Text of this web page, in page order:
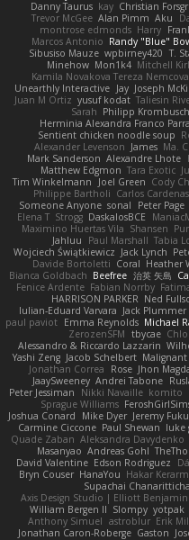
Danny Taurus kay Christian
Trevor McGee Alan Pimm Aku
montrose edmonds Harry
Marcos Antonio Randy "Blue"
Sibusiso Mauze wpbirney420 T.
Minehow Mon1k4 Mitchell
Kamila Novakova Tereza Nemcova
Unearthly Interactive Jay Joseph
Juan M Ortiz yusuf kodat Taliesin
Sarah Philipp Krombusch
Herminia Alexandra Franco Parra
Sentient chicken noodle soup
Alexander Levenson James Ma.
Mark Sanderson Alexandre Lhote
Matthew Edgmon Tara Exotic
Tim Winkelmann
Joel Green Cody
Philippe Bartholi Carlos
Someone Anyone sonal Peter Page
Elena T Strogg DaskalosBCE
Maximino Huertas Vila Shansen
Jahluu
Paul Marshall Tabia
Wojciech Świątkiewicz Jack Lynch
Davide Bortoletti Coral Heather
Bianca Goldbach Beefree 治英 矢島
Fenice Ardente Fabian Norrby
HARRISON PARKER Ned
Iulian-Eduard Varvara Jack Plummer
paul paviot Emma Reynolds Michael
ZerozenSFM tbycae
Alessandro & Riccardo Lazzarin
Yashi Zeng Jacob Schelbert Malignant
Jonathan Correa
Rose Jhon
JaaySweeney Andrei Tabone
Peter Jessiman
Nikki Navaille komito
Sprague Williams
Joshua Conard
Mike Dyer Jeremy
Carmine Ciccone Paul Shewan luke
Quade Zaban Aleksandra Davydenko
Masanyao Andreas Gohl
David Valentine Edson Rodriguez
Bryn Couser HanaYou Hakar
Supachai
Axis Design Studio | Elliott Benjamin
William Bergen II Slompy yotpak
Anthony Simuel astroblur Erik
Jonathan Caron-Roberge Gaston